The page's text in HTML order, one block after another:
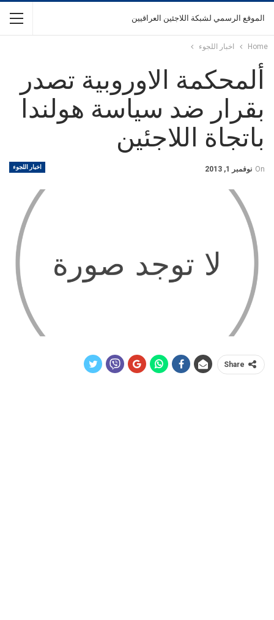
الموقع الرسمي لشبكة اللاجئين العراقيين
Home اخبار اللجوء
ألمحكمة الاوروبية تصدر
بقرار ضد سياسة هولندا
باتجاة اللاجئين
اخبار اللجوء On نوفمبر 1, 2013
Share